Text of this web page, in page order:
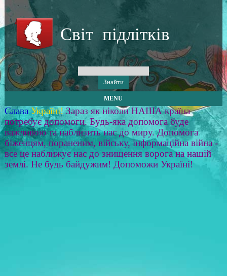
Світ підлітків
MENU
Слава Україні! Зараз як ніколи НАША країна
потребує допомоги. Будь-яка допомога буде
важливою та наблизить нас до миру. Допомога
біженцям, пораненим, війську, інформаційна війна -
все це наближує нас до знищення ворога на нашій
землі. Не будь байдужим! Допоможи Україні!